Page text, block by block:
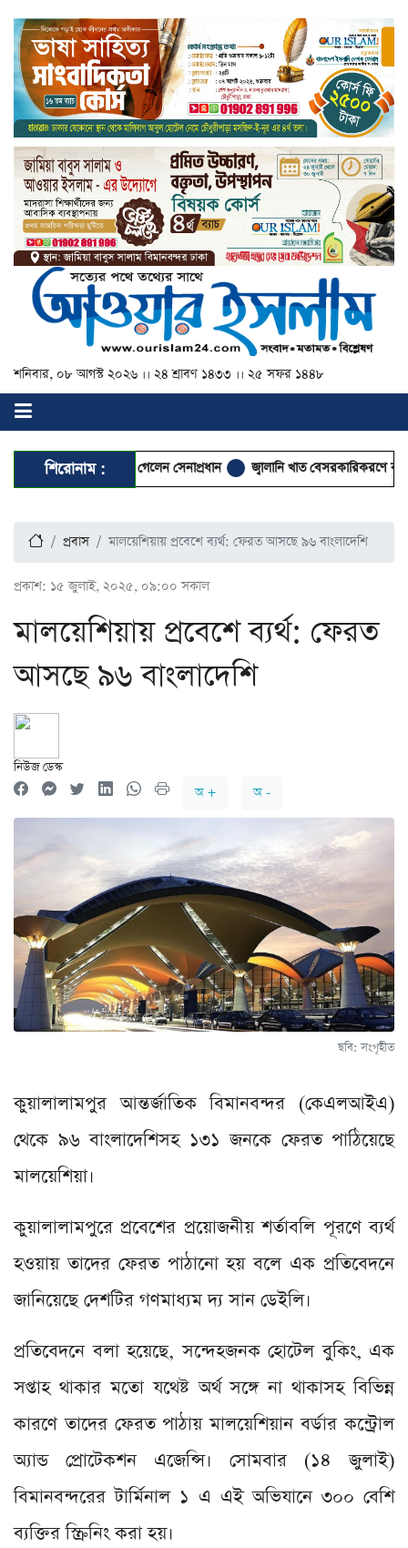
শনিবার, ০৮ আগস্ট ২০২৬ ।। ২৪ শ্রাবণ ১৪৩৩ ।। ২৫ সফর ১৪৪৮
শিরোনাম :
ও আবেই সফরে গেলেন সেনাপ্রধান জ্বালানি খাত বেসরকারিকরণে কর্পোরেট
প্রবাস মালয়েশিয়ায় প্রবেশে ব্যর্থ: ফেরত আসছে ৯৬ বাংলাদেশি
প্রকাশ: ১৫ জুলাই, ২০২৫, ০৯:০০ সকাল
মালয়েশিয়ায় প্রবেশে ব্যর্থ: ফেরত
আসছে ৯৬ বাংলাদেশি
নিউজ ডেস্ক
অ +
অ -
ছবি: সংগৃহীত
কুয়ালালামপুর আন্তর্জাতিক বিমানবন্দর (কেএলআইএ)
থেকে ৯৬ বাংলাদেশিসহ ১৩১ জনকে ফেরত পাঠিয়েছে
মালয়েশিয়া।
কুয়ালালামপুরে প্রবেশের প্রয়োজনীয় শর্তাবলি পূরণে ব্যর্থ
হওয়ায় তাদের ফেরত পাঠানো হয় বলে এক প্রতিবেদনে
জানিয়েছে দেশটির গণমাধ্যম দ্য সান ডেইলি।
প্রতিবেদনে বলা হয়েছে, সন্দেহজনক হোটেল বুকিং, এক
সপ্তাহ থাকার মতো যথেষ্ট অর্থ সঙ্গে না থাকাসহ বিভিন্ন
কারণে তাদের ফেরত পাঠায় মালয়েশিয়ান বর্ডার কন্ট্রোল
অ্যান্ড প্রোটেকশন এজেন্সি। সোমবার (১৪ জুলাই)
বিমানবন্দরের টার্মিনাল ১ এ এই অভিযানে ৩০০ বেশি
ব্যক্তির স্ক্রিনিং করা হয়।